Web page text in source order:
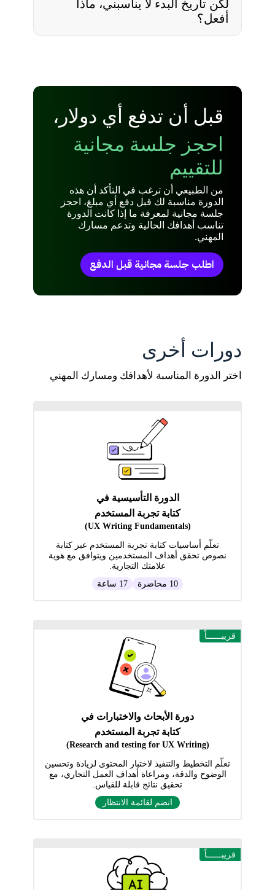
لكن تاريخ البدء لا يناسبني، ماذا
أفعل؟
قبل أن تدفع أي دولار،
احجز جلسة مجانية
للتقييم
من الطبيعي أن ترغب في التأكد أن هذه
الدورة مناسبة لك قبل دفع أي مبلغ، احجز
جلسة مجانية لمعرفة ما إذا كانت الدورة
تناسب أهدافك الحالية وتدعم مسارك
المهني.
اطلب جلسة مجانية قبل الدفع
دورات أخرى
اختر الدورة المناسبة لأهدافك ومسارك المهني
الدورة التأسيسية في
كتابة تجربة المستخدم
(UX Writing Fundamentals)
تعلّم أساسيات كتابة تجربة المستخدم عبر كتابة
نصوص تحقق أهداف المستخدمين ويتوافق مع هوية
علامتك التجارية.
10 محاضرة
17 ساعة
قريبــــــاً
دورة الأبحاث والاختبارات في
كتابة تجربة المستخدم
(Research and testing for UX Writing)
تعلّم التخطيط والتنفيذ لاختبار المحتوى لزيادة وتحسين
الوضوح والدقة، ومراعاة أهداف العمل التجاري، مع
تحقيق نتائج قابلة للقياس.
انضم لقائمة الانتظار
قريبــــــاً